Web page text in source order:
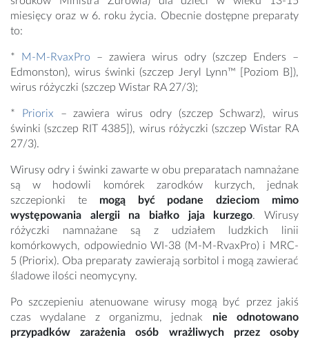
miesięcy oraz w 6. roku życia. Obecnie dostępne preparaty
to:
* M-M-RvaxPro – zawiera wirus odry (szczep Enders –
Edmonston), wirus świnki (szczep Jeryl Lynn™ [Poziom B]),
wirus różyczki (szczep Wistar RA 27/3);
* Priorix – zawiera wirus odry (szczep Schwarz), wirus
świnki (szczep RIT 4385]), wirus różyczki (szczep Wistar RA
27/3).
Wirusy odry i świnki zawarte w obu preparatach namnażane
są w hodowli komórek zarodków kurzych, jednak
szczepionki te mogą być podane dzieciom mimo
występowania alergii na białko jaja kurzego. Wirusy
różyczki namnażane są z udziałem ludzkich linii
komórkowych, odpowiednio WI-38 (M-M-RvaxPro) i MRC-
5 (Priorix). Oba preparaty zawierają sorbitol i mogą zawierać
śladowe ilości neomycyny.
Po szczepieniu atenuowane wirusy mogą być przez jakiś
czas wydalane z organizmu, jednak nie odnotowano
przypadków zarażenia
osób wrażliwych przez osoby